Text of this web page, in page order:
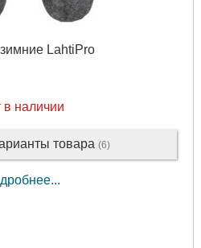
LahtiPro
в наличии
товара (6)